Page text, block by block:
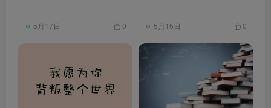
5月17日 0 5月15日 0